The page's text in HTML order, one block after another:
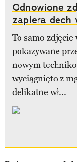
Odnowione
zapiera dech
To samo
pokazywane
nowym
wyciągnięto z
delikatne wł...